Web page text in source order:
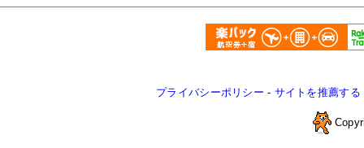
プライバシーポリシー - サイトを推薦する